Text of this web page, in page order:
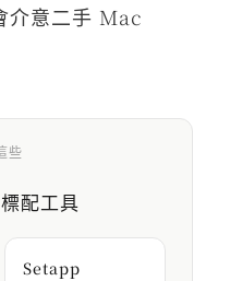
介意二手 Mac
些
配工具
Setapp